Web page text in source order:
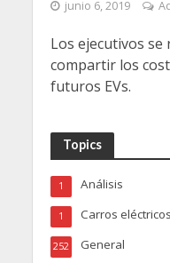
junio 6, 2019
Los ejecutivos se
compartir los
futuros EVs.
Topics
Análisis
1
Carros eléctricos
1
General
252